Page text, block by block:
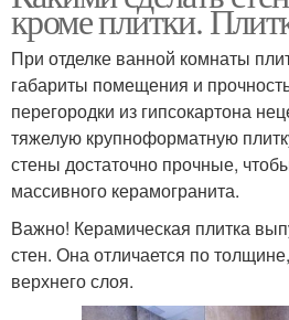
кроме плитки.
При отделке ванной комнаты
габариты помещения и
перегородки из гипсокартона
тяжелую крупноформатную
стены достаточно прочные,
массивного керамогранита.
Важно! Керамическая плитка
стен. Она отличается по
верхнего слоя.